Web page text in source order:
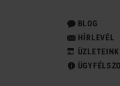
BLOG
HÍRLEVÉL
ÜZLETEINK